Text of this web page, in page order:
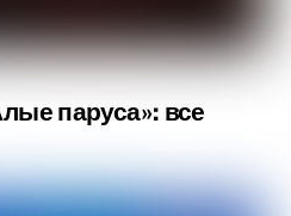
паруса»: все